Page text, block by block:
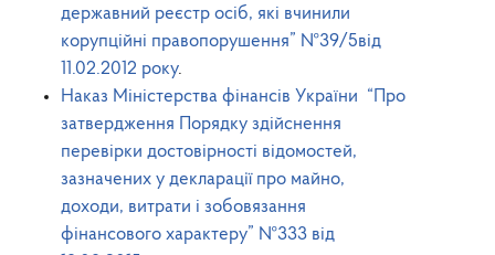
державний реєстр осіб, які вчинили
корупційні правопорушення” №39/5від
11.02.2012 року.
Наказ Міністерства фінансів України “Про
затвердження Порядку здійснення
перевірки достовірності відомостей,
зазначених у декларації про майно,
доходи, витрати і зобовязання
фінансового характеру” №333 від